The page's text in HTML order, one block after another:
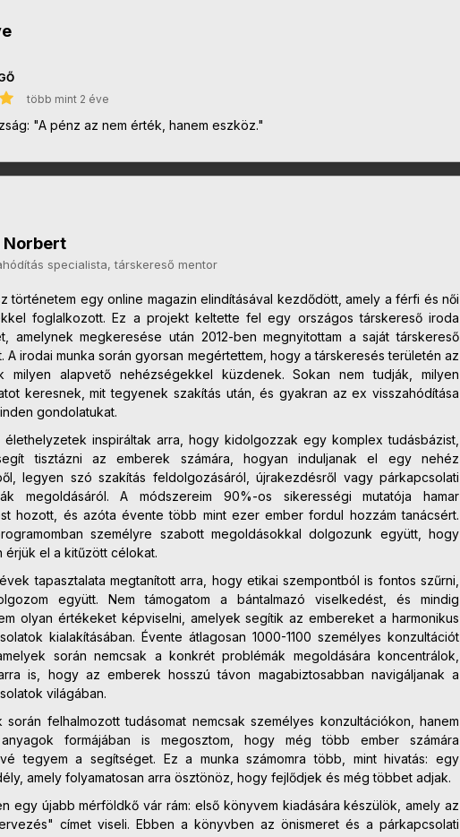
több mint 2 éve
"A pénz az nem érték, hanem eszköz."
Norbert
specialista, társkereső mentor
történetem egy online magazin elindításával kezdődött, amely a férfi és női
foglalkozott. Ez a projekt keltette fel egy országos társkereső iroda
amelynek megkeresése után 2012-ben megnyitottam a saját társkereső
A irodai munka során gyorsan megértettem, hogy a társkeresés területén az
milyen alapvető nehézségekkel küzdenek. Sokan nem tudják, milyen
keresnek, mit tegyenek szakítás után, és gyakran az ex visszahódítása
gondolatukat.
élethelyzetek inspiráltak arra, hogy kidolgozzak egy komplex tudásbázist,
tisztázni az emberek számára, hogyan induljanak el egy nehéz
legyen szó szakítás feldolgozásáról, újrakezdésről vagy párkapcsolati
megoldásáról. A módszereim 90%-os sikerességi mutatója hamar
hozott, és azóta évente több mint ezer ember fordul hozzám tanácsért.
személyre szabott megoldásokkal dolgozunk együtt, hogy
érjük el a kitűzött célokat.
tapasztalata megtanított arra, hogy etikai szempontból is fontos szűrni,
együtt. Nem támogatom a bántalmazó viselkedést, és mindig
olyan értékeket képviselni, amelyek segítik az embereket a harmonikus
kialakításában. Évente átlagosan 1000-1100 személyes konzultációt
során nemcsak a konkrét problémák megoldására koncentrálok,
is, hogy az emberek hosszú távon magabiztosabban navigáljanak a
világában.
során felhalmozott tudásomat nemcsak személyes konzultációkon, hanem
formájában is megosztom, hogy még több ember számára
tegyem a segítséget. Ez a munka számomra több, mint hivatás: egy
amely folyamatosan arra ösztönöz, hogy fejlődjek és még többet adjak.
egy újabb mérföldkő vár rám: első könyvem kiadására készülök, amely az
címet viseli. Ebben a könyvben az önismeret és a párkapcsolati